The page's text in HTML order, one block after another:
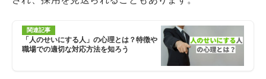
関連記事
「人のせいにする人」の心理とは？特徴や
職場での適切な対応方法を知ろう